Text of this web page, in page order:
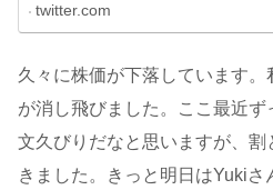
twitter.com
久々に株価が下落しています。
が消し飛びました。ここ最近
文久びりだなと思いますが、
きました。きっと明日はYuki